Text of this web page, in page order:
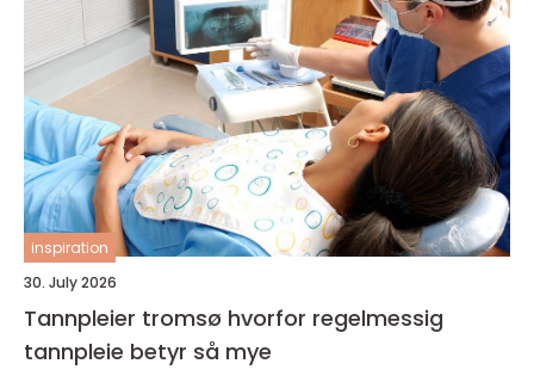
inspiration
30. July 2026
Tannpleier tromsø hvorfor regelmessig
tannpleie betyr så mye